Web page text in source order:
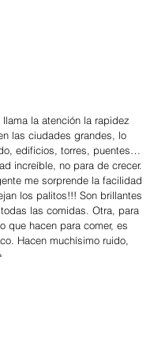
llama la atención la rapidez
las ciudades grandes, lo
edificios, torres, puentes…
increíble, no para de crecer.
me sorprende la facilidad
los palitos!!! Son brillantes
las comidas. Otra, para
que hacen para comer, es
Hacen muchísimo ruido,